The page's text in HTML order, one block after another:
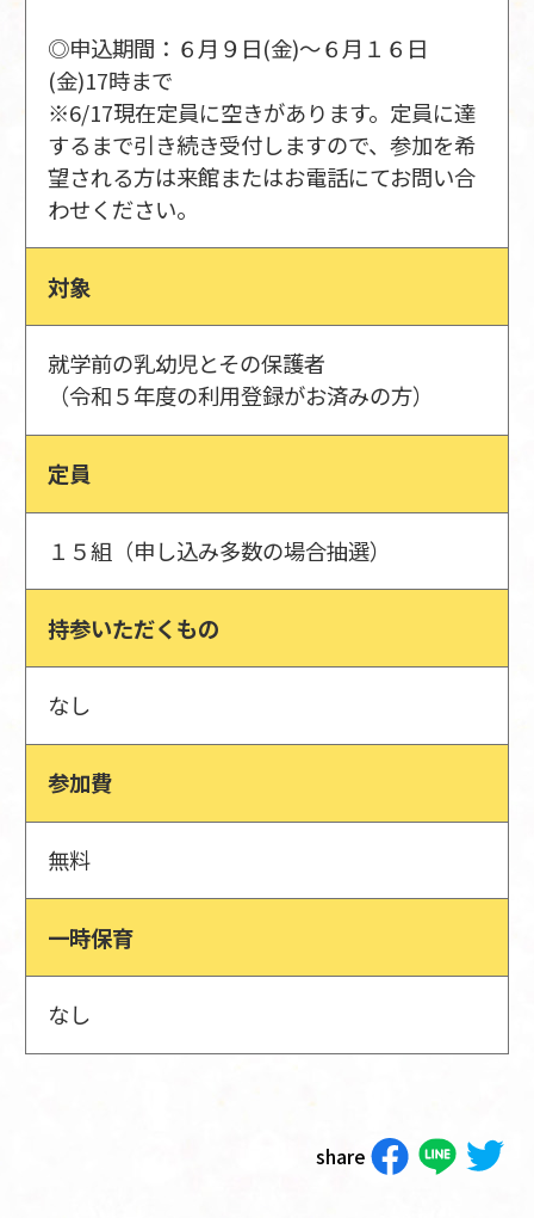
◎申込期間：６月９日(金)～６月１６日
(金)17時まで
※6/17現在定員に空きがあります。定員に達
するまで引き続き受付しますので、参加を希
望される方は来館またはお電話にてお問い合
わせください。
対象
就学前の乳幼児とその保護者
（令和５年度の利用登録がお済みの方）
定員
１５組（申し込み多数の場合抽選）
持参いただくもの
なし
参加費
無料
一時保育
なし
share